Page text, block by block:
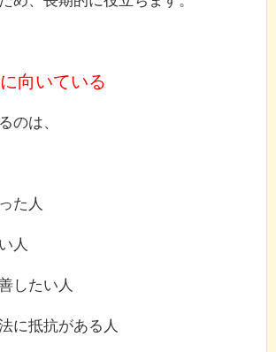
向いている
のは、
た人
人
したい人
に抵抗がある人